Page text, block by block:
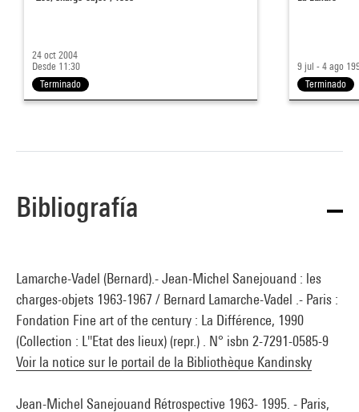
24 oct 2004
Desde 11:30
Terminado
9 jul - 4 ago
Terminado
Bibliografía
Lamarche-Vadel (Bernard).- Jean-Michel Sanejouand : les
charges-objets 1963-1967 / Bernard Lamarche-Vadel .- Paris :
Fondation Fine art of the century : La Différence, 1990
(Collection : L''Etat des lieux) (repr.) . N° isbn 2-7291-0585-9
Voir la notice sur le portail de la Bibliothèque Kandinsky
Jean-Michel Sanejouand Rétrospective 1963- 1995. - Paris,